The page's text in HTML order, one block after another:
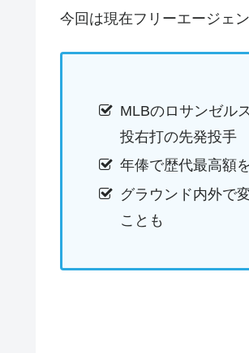
今回は現在フリーエージェ
MLBのロサンゼル
投右打の先発投手
年俸で歴代最高額
グラウンド内外で
ことも